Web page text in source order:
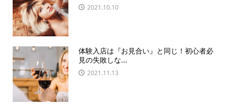
2021.10.10
体験入店は『お見合い』と同じ！初心者必
見の失敗しな...
2021.11.13